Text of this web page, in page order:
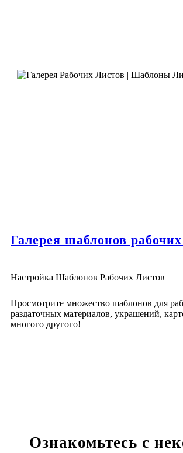
Галерея шаблонов
Настройка Шаблонов Рабочих Листов
Просмотрите множество шаблонов для
раздаточных материалов, украшений,
многого другого!
Ознакомьтесь с